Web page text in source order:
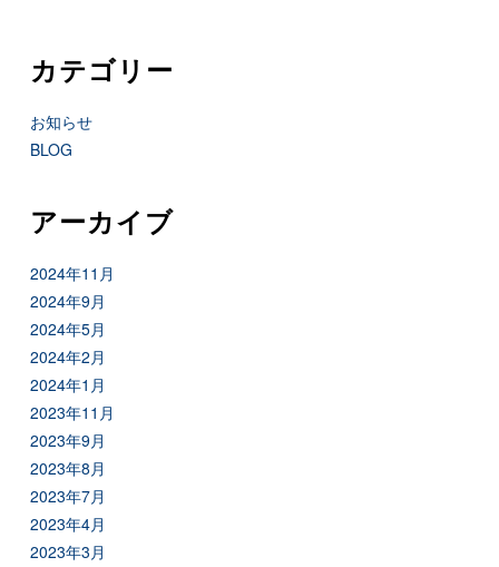
カテゴリー
お知らせ
BLOG
アーカイブ
2024年11月
2024年9月
2024年5月
2024年2月
2024年1月
2023年11月
2023年9月
2023年8月
2023年7月
2023年4月
2023年3月